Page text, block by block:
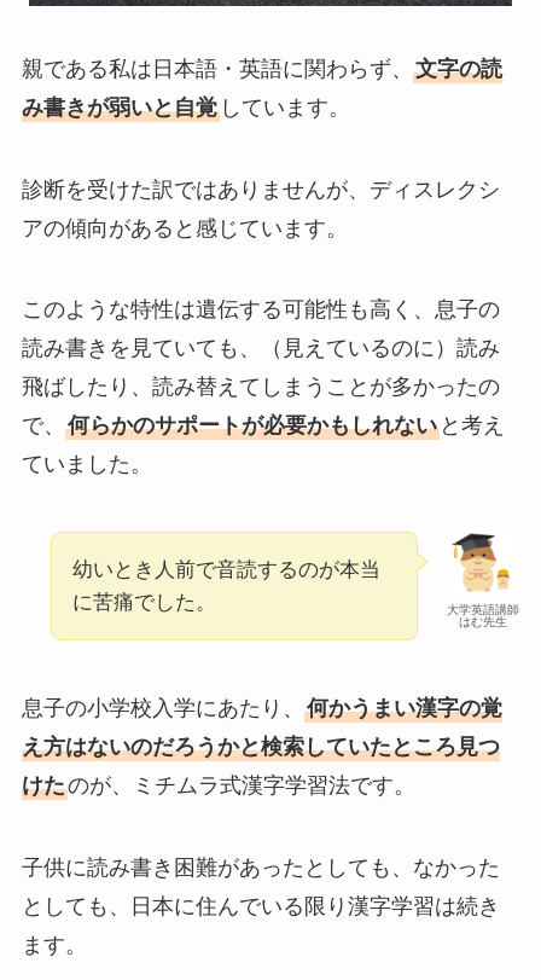
親である私は日本語・英語に関わらず、 文字の読
み書きが弱いと自覚しています。
診断を受けた訳ではありませんが、ディスレクシ
アの傾向があると感じています。
このような特性は遺伝する可能性も高く、息子の
読み書きを見ていても、（見えているのに）読み
飛ばしたり、読み替えてしまうことが多かったの
で、 何らかのサポートが必要かもしれないと考え
ていました。
大学英語講師
はむ先生
幼いとき人前で音読するのが本当
に苦痛でした。
息子の小学校入学にあたり、 何かうまい漢字の覚
え方はないのだろうかと検索していたところ見つ
けたのが、ミチムラ式漢字学習法です。
子供に読み書き困難があったとしても、なかった
としても、日本に住んでいる限り漢字学習は続き
ます。